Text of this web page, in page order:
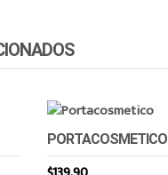
PORTACOSMETICO